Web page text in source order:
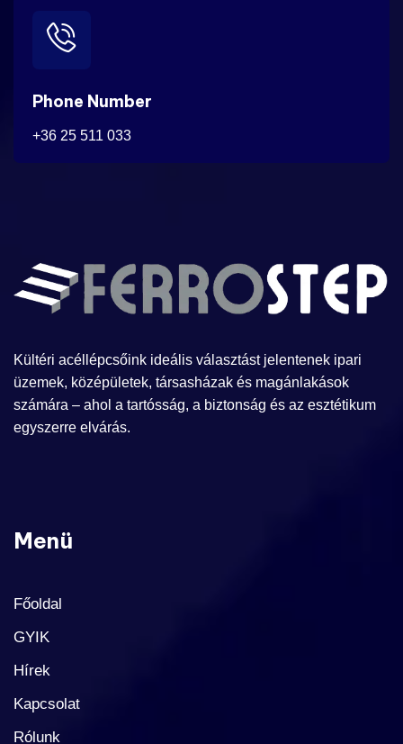
Phone Number
+36 25 511 033
Kültéri acéllépcsőink ideális választást jelentenek ipari
üzemek, középületek, társasházak és magánlakások
számára – ahol a tartósság, a biztonság és az esztétikum
egyszerre elvárás.
Menü
Főoldal
GYIK
Hírek
Kapcsolat
Rólunk